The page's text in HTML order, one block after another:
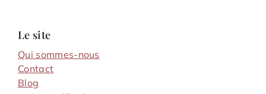
Le site
Qui sommes-nous
Contact
Blog